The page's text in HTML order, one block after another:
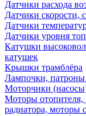
Датчики расхода
Датчики скорости,
Датчики
Датчики уровня
Катушки
катушек
Крышки трамблёра
Лампочки,
Моторчики
Моторы отопителя,
радиатора, моторы